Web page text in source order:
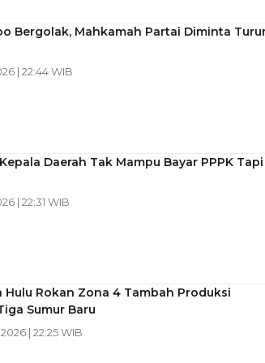
Bergolak, Mahkamah Partai Diminta
| 22:44 WIB
Daerah Tak Mampu Bayar PPPK Tapi
| 22:31 WIB
Hulu Rokan Zona 4 Tambah Produksi
Sumur Baru
| 22:25 WIB